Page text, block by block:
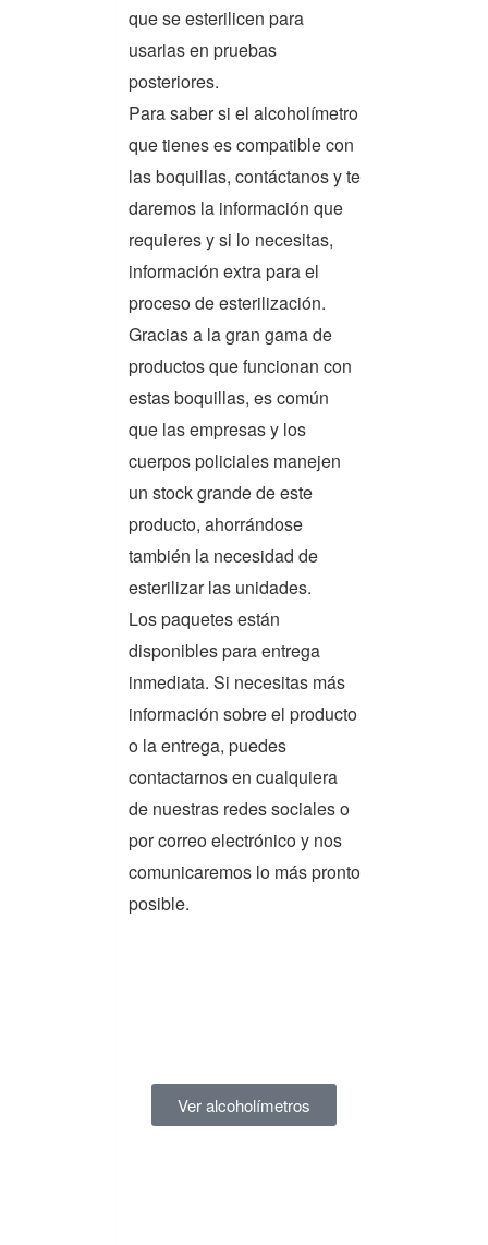
que se esterilicen para
usarlas en pruebas
posteriores.
Para saber si el alcoholímetro
que tienes es compatible con
las boquillas, contáctanos y te
daremos la información que
requieres y si lo necesitas,
información extra para el
proceso de esterilización.
Gracias a la gran gama de
productos que funcionan con
estas boquillas, es común
que las empresas y los
cuerpos policiales manejen
un stock grande de este
producto, ahorrándose
también la necesidad de
esterilizar las unidades.
Los paquetes están
disponibles para entrega
inmediata. Si necesitas más
información sobre el producto
o la entrega, puedes
contactarnos en cualquiera
de nuestras redes sociales o
por correo electrónico y nos
comunicaremos lo más pronto
posible.
Ver alcoholímetros